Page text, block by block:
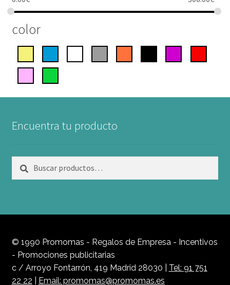
color
Encuentra tu producto
Buscar
Buscar
© 1990 Promomas - Regalos de Empresa - Incentivos
- Promociones publicitarias
c / Arroyo Fontarrón, 419 Madrid 28030 | Tel: 91 751
22 22
Email: promomas@promomas.es